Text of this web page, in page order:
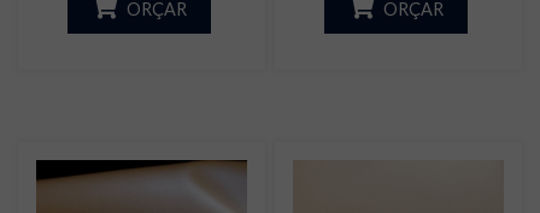
ORÇAR ORÇAR